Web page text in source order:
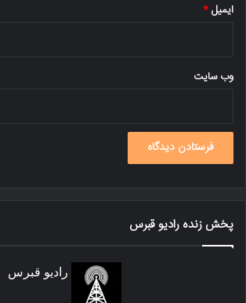
ایمیل*
وب‌ سایت
پخش زنده رادیو قبرس
رادیو قبرس